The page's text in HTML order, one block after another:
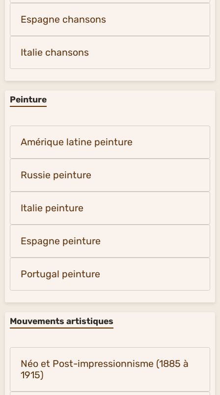
Espagne chansons
Italie chansons
Peinture
Amérique latine peinture
Russie peinture
Italie peinture
Espagne peinture
Portugal peinture
Mouvements artistiques
Néo et Post-impressionnisme (1885 à
1915)